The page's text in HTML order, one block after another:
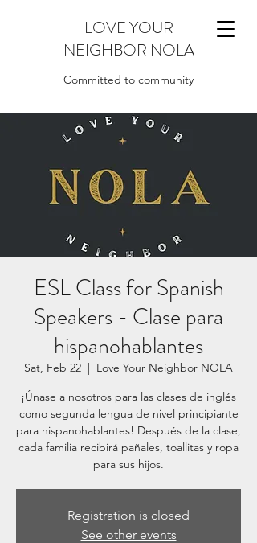
LOVE YOUR
NEIGHBOR NOLA
Committed to community
ESL Class for Spanish
Speakers - Clase para
hispanohablantes
Sat, Feb 22
  |
Love Your Neighbor NOLA
¡Únase a nosotros para las clases de inglés
como segunda lengua de nivel principiante
para hispanohablantes! Después de la clase,
cada familia recibirá pañales, toallitas y ropa
para sus hijos.
Registration is closed
See other events